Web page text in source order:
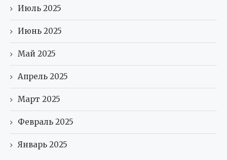
Июль 2025
Июнь 2025
Май 2025
Апрель 2025
Март 2025
Февраль 2025
Январь 2025